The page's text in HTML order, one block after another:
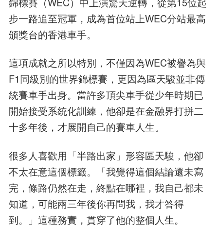
步一路追至冠軍，成為首位站上WEC分站最高
頒獎台的香港車手。
這項成就之所以特別，不僅因為WEC被譽為與
F1同級別的世界錦標賽，更因為區天駿並非傳
統賽車手出身。當許多頂尖車手從少年時期已
開始接受系統化訓練，他卻是在金融界打拼二
十多年後，才展開自己的賽車人生。
很多人喜歡用「半路出家」形容區天駿，他卻
不太在意這個標籤。「我覺得這個結論還未寫
完，條路仍然在走，終點在哪裡，我自己都未
知道，可能兩三年後你再問我，我才答得
到。」這種務實，貫穿了他的整個人生。